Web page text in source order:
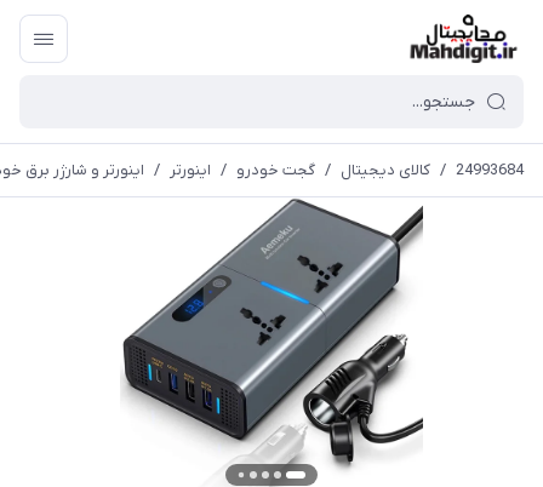
24993684
/ کالای دیجیتال / گجت خودرو / اینورتر / اینورتر و شارژر برق خودرو 12 ولت 200 وات